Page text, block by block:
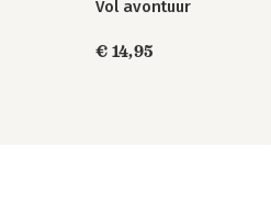
Vol avontuur
€ 14,95